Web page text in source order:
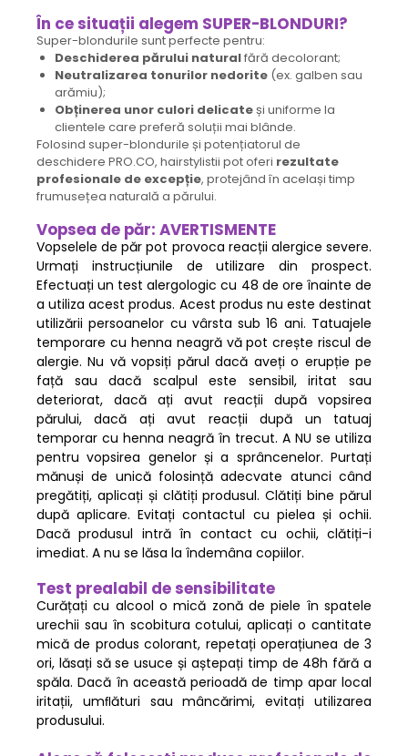
În ce situații alegem SUPER-BLONDURI?
Super-blondurile sunt perfecte pentru:
Deschiderea părului naturalfără decolorant;
Neutralizarea tonurilor nedorite (ex. galben sau
arămiu);
Obținerea unor culori delicateși uniforme la
clientele care preferă soluții mai blânde.
Folosind super-blondurile și potențiatorul de
deschidere PRO.CO, hairstylistii pot oferi rezultate
profesionale de excepție, protejând în același timp
frumusețea naturală a părului.
Vopsea de păr: AVERTISMENTE
Vopselele de păr pot provoca reacții alergice severe.
Urmați instrucțiunile de utilizare din prospect.
Efectuați un test alergologic cu 48 de ore înainte de
a utiliza acest produs. Acest produs nu este destinat
utilizării persoanelor cu vârsta sub 16 ani. Tatuajele
temporare cu henna neagră vă pot crește riscul de
alergie. Nu vă vopsiți părul dacă aveți o erupție pe
față sau dacă scalpul este sensibil, iritat sau
deteriorat, dacă ați avut reacții după vopsirea
părului, dacă ați avut reacții după un tatuaj
temporar cu henna neagră în trecut. A NU se utiliza
pentru vopsirea genelor și a sprâncenelor. Purtați
mănuși de unică folosință adecvate atunci când
pregătiți, aplicați și clătiți produsul. Clătiți bine părul
după aplicare. Evitați contactul cu pielea și ochii.
Dacă produsul intră în contact cu ochii, clătiți-i
imediat. A nu se lăsa la îndemâna copiilor.
Test prealabil de sensibilitate
Curățați cu alcool o mică zonă de piele în spatele
urechii sau în scobitura cotului, aplicați o cantitate
mică de produs colorant, repetați operațiunea de 3
ori, lăsați să se usuce și aștepați timp de 48h fără a
spăla. Dacă în această perioadă de timp apar local
iritații, umﬂături sau mâncărimi, evitați utilizarea
produsului.